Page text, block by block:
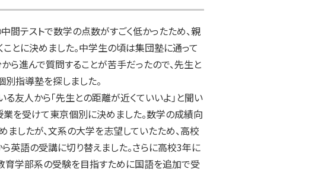
間テストで数学の点数がすごく低かったため、親
ことに決めました。中学生の頃は集団塾に通って
ら進んで質問することが苦手だったので、先生と
別指導塾を探しました。
友人から「先生との距離が近くていいよ」と聞い
業を受けて東京個別に決めました。数学の成績向
ましたが、文系の大学を志望していたため、高校
英語の受講に切り替えました。さらに高校3年に
育学部系の受験を目指すために国語を追加で受